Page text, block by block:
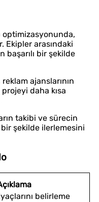
optimizasyonunda,
Ekipler arasındaki
başarılı bir şekilde
ajanslarının
daha kısa
takibi ve sürecin
şekilde ilerlemesini
belirleme